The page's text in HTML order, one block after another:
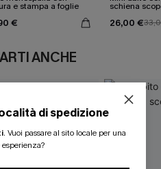
e stampa a foglie
€
schiena
26,00 €
ANCHE
di spedizione
. Vuoi passare al sito locale per una
OTTENERE